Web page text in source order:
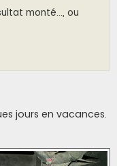
monté..., ou
jours en vacances.